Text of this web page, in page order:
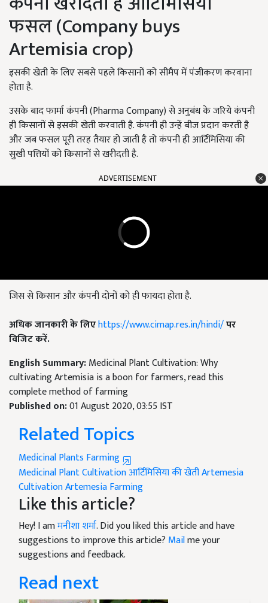
फसल (Company buys
Artemisia crop)
इसकी खेती के लिए सबसे पहले किसानों को सीमैप में पंजीकरण करवाना
होता है.
उसके बाद फार्मा कंपनी (Pharma Company) से अनुबंध के जरिये कंपनी
ही किसानों से इसकी खेती करवाती है. कंपनी ही उन्हें बीज प्रदान करती है
और जब फसल पूरी तरह तैयार हो जाती है तो कंपनी ही आर्टिमिसिया की
सुखी पत्तियों को किसानों से खरीदती है.
ADVERTISEMENT
जिस से किसान और कंपनी दोनों को ही फायदा होता है.
अधिक जानकारी के लिएhttps://www.cimap.res.in/hindi/पर
विजिट करें.
English Summary:Medicinal Plant Cultivation: Why
cultivating Artemisia is a boon for farmers, read this
complete method of farming
Published on:01 August 2020, 03:55 IST
Related Topics
Medicinal Plants Farming
Medicinal Plant Cultivationआर्टिमिसिया की खेतीArtemesia
CultivationArtemesia Farming
Like this article?
Hey! I amमनीशा शर्मा. Did you liked this article and have
suggestions to improve this article? Mailme your
suggestions and feedback.
Read next